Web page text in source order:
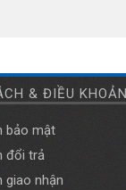
& ĐIỀU KHOẢN
bảo mật
đổi trả
giao nhận